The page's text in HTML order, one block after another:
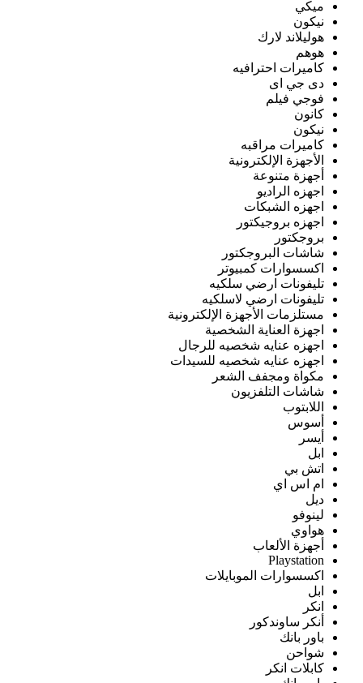
ميكي
نيكون
هوليلاند لارك
هوهم
كاميرات احترافيه
دى جي اى
فوجي فيلم
كانون
نيكون
كاميرات مراقبه
الأجهزة الإلكترونية
أجهزة متنوعة
اجهزه الراديو
اجهزه الشبكات
اجهزه بروجيكتور
بروجكتور
شاشات البروجكتور
اكسسوارات كمبيوتر
تليفونات ارضي سلكيه
تليفونات ارضي لاسلكيه
مستلزمات الأجهزة الإلكترونية
اجهزة العناية الشخصية
اجهزه عنايه شخصيه للرجال
اجهزه عنايه شخصيه للسيدات
مكواة ومجفف الشعر
شاشات التلفزيون
اللابتوب
أسوس
أيسر
ابل
اتش بي
ام اس اي
ديل
لينوفو
هواوي
أجهزة الألعاب
Playstation
اكسسوارات الموبايلات
ابل
انكر
أنكر ساوندكور
باور بانك
شواحن
كابلات انكر